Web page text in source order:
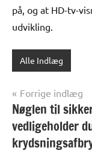
på, og at HD-tv-
udvikling.
Alle Indlæg
Forrige indlæg
Nøglen til
vedligeholder